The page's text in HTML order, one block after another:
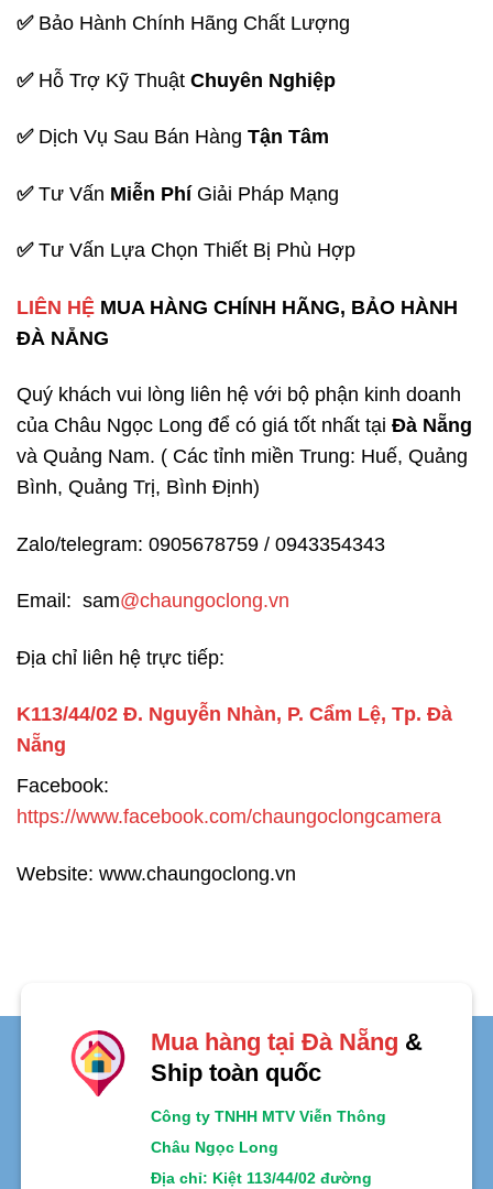
✅ Bảo Hành Chính Hãng Chất Lượng
✅ Hỗ Trợ Kỹ Thuật Chuyên Nghiệp
✅ Dịch Vụ Sau Bán Hàng Tận Tâm
✅ Tư Vấn Miễn PhíGiải Pháp Mạng
✅ Tư Vấn Lựa Chọn Thiết Bị Phù Hợp
LIÊN HỆ MUA HÀNG CHÍNH HÃNG, BẢO HÀNH
ĐÀ NẴNG
Quý khách vui lòng liên hệ với bộ phận kinh doanh
của Châu Ngọc Long để có giá tốt nhất tại Đà Nẵng
và Quảng Nam. ( Các tỉnh miền Trung: Huế, Quảng
Bình, Quảng Trị, Bình Định)
Zalo/telegram: 0905678759 / 0943354343
Email: sam@chaungoclong.vn
Địa chỉ liên hệ trực tiếp:
K113/44/02 Đ. Nguyễn Nhàn, P. Cẩm Lệ, Tp. Đà
Nẵng
Facebook:
https://www.facebook.com/chaungoclongcamera
Website: www.chaungoclong.vn
Mua hàng tại Đà Nẵng &
Ship toàn quốc
Công ty TNHH MTV Viễn Thông
Châu Ngọc Long
Địa chỉ: Kiệt 113/44/02 đường